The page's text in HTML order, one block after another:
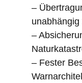
–
–
– Fester